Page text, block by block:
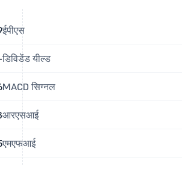
-
ईपीएस
डिविडेंड यील्ड
MACD सिग्नल
आरएसआई
एमएफआई